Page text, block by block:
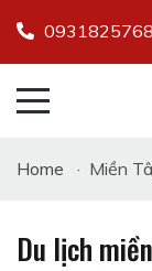
0931825768
Home · Miền
Du lịch